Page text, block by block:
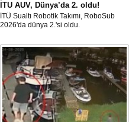
İTU AUV, Dünya’da 2. oldu!
İTÜ Sualtı Robotik Takımı, RoboSub
2026'da dünya 2.'si oldu.